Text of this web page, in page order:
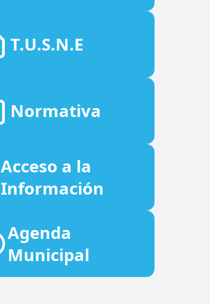
T.U.S.N.E
Normativa
Acceso a la
Información
Agenda
Municipal